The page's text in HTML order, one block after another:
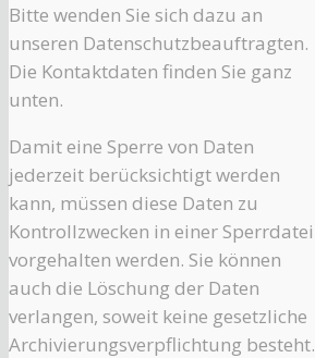
Bitte wenden Sie sich dazu an
unseren Datenschutzbeauftragten.
Die Kontaktdaten finden Sie ganz
unten.
Damit eine Sperre von Daten
jederzeit berücksichtigt werden
kann, müssen diese Daten zu
Kontrollzwecken in einer Sperrdatei
vorgehalten werden. Sie können
auch die Löschung der Daten
verlangen, soweit keine gesetzliche
Archivierungsverpflichtung besteht.